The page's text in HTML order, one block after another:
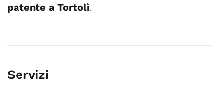
patente a Tortolì.
Servizi